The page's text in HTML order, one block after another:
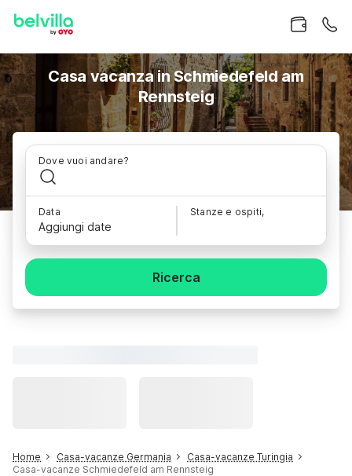
Casa vacanza in Schmiedefeld am
Rennsteig
Dove vuoi andare?
Data
Aggiungi date
Stanze e ospiti,
Ricerca
Home Casa-vacanze Germania
Casa-vacanze Turingia
Casa-vacanze Schmiedefeld am Rennsteig